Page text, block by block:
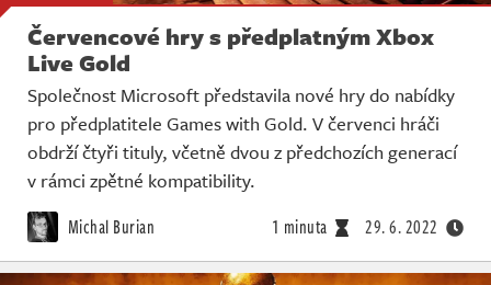
Červencové hry s předplatným Xbox
Live Gold
Společnost Microsoft představila nové hry do nabídky
pro předplatitele Games with Gold. V červenci hráči
obdrží čtyři tituly, včetně dvou z předchozích generací
v rámci zpětné kompatibility.
Michal Burian 1 minuta 29. 6. 2022